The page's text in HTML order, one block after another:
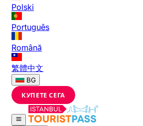
Polski
Português
Română
繁體中文
BG
КУПЕТЕ СЕГА